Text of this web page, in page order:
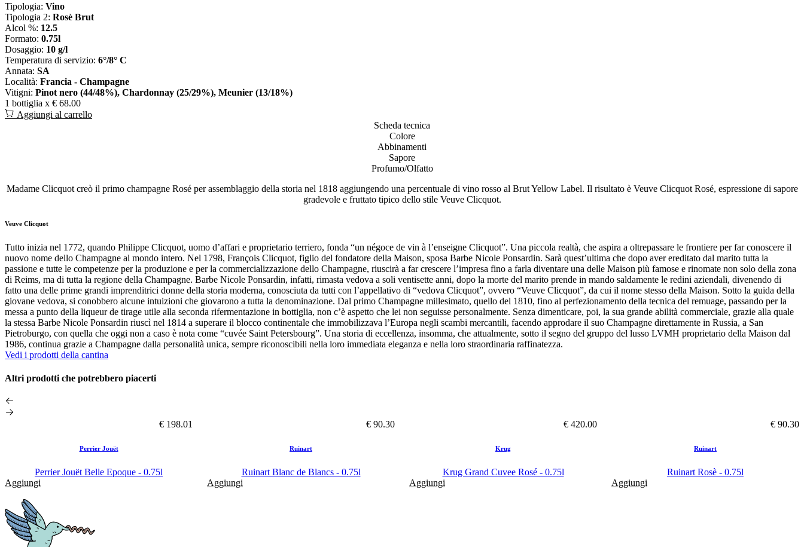
Tipologia: Vino
Tipologia 2: Rosè Brut
Alcol %: 12.5
Formato: 0.75l
Dosaggio: 10 g/l
Temperatura di servizio: 6°/8° C
Annata: SA
Località: Francia - Champagne
Vitigni: Pinot nero (44/48%), Chardonnay (25/29%), Meunier (13/18%)
1 bottiglia x € 68.00
Aggiungi al carrello
Scheda tecnica
Colore
Abbinamenti
Sapore
Profumo/Olfatto
Madame Clicquot creò il primo champagne Rosé per assemblaggio della storia nel 1818 aggiungendo una percentuale di vino rosso al Brut Yellow Label. Il risultato è Veuve Clicquot Rosé, espressione di sapore
gradevole e fruttato tipico dello stile Veuve Clicquot.
Veuve Clicquot
Tutto inizia nel 1772, quando Philippe Clicquot, uomo d’affari e proprietario terriero, fonda “un négoce de vin à l’enseigne Clicquot”. Una piccola realtà, che aspira a oltrepassare le frontiere per far conoscere il
nuovo nome dello Champagne al mondo intero. Nel 1798, François Clicquot, figlio del fondatore della Maison, sposa Barbe Nicole Ponsardin. Sarà quest’ultima che dopo aver ereditato dal marito tutta la
passione e tutte le competenze per la produzione e per la commercializzazione dello Champagne, riuscirà a far crescere l’impresa fino a farla diventare una delle Maison più famose e rinomate non solo della zona
di Reims, ma di tutta la regione della Champagne. Barbe Nicole Ponsardin, infatti, rimasta vedova a soli ventisette anni, dopo la morte del marito prende in mando saldamente le redini aziendali, divenendo di
fatto una delle prime grandi imprenditrici donne della storia moderna, conosciuta da tutti con l’appellativo di “vedova Clicquot”, ovvero “Veuve Clicquot”, da cui il nome stesso della Maison. Sotto la guida della
giovane vedova, si conobbero alcune intuizioni che giovarono a tutta la denominazione. Dal primo Champagne millesimato, quello del 1810, fino al perfezionamento della tecnica del remuage, passando per la
messa a punto della liqueur de tirage utile alla seconda rifermentazione in bottiglia, non c’è aspetto che lei non seguisse personalmente. Senza dimenticare, poi, la sua grande abilità commerciale, grazie alla quale
la stessa Barbe Nicole Ponsardin riuscì nel 1814 a superare il blocco continentale che immobilizzava l’Europa negli scambi mercantili, facendo approdare il suo Champagne direttamente in Russia, a San
Pietroburgo, con quella che oggi non a caso è nota come “cuvée Saint Petersbourg”. Una storia di eccellenza, insomma, che attualmente, sotto il segno del gruppo del lusso LVMH proprietario della Maison dal
1986, continua grazie a Champagne dalla personalità unica, sempre riconoscibili nella loro immediata eleganza e nella loro straordinaria raffinatezza.
Vedi i prodotti della cantina
Altri prodotti che potrebbero piacerti
€ 198.01
Perrier Jouët
Perrier Jouët Belle Epoque - 0.75l
Aggiungi
€ 90.30
Ruinart
Ruinart Blanc de Blancs - 0.75l
Aggiungi
€ 420.00
Krug
Krug Grand Cuvee Rosé - 0.75l
Aggiungi
€ 90.30
Ruinart
Ruinart Rosè - 0.75l
Aggiungi